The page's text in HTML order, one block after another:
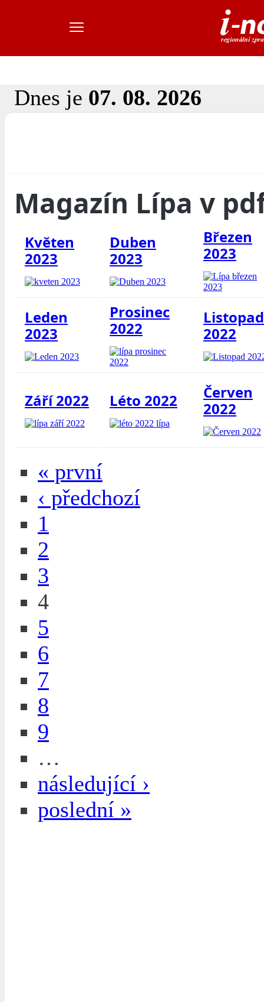
Dnes je 07. 08. 2026
Magazín Lípa v
Květen
2023
Duben
2023
Březen
2023
Leden
2023
Prosinec
2022
Listopad
2022
Září 2022 Léto 2022
Červen
2022
« první
‹ předchozí
1
2
3
4
5
6
7
8
9
…
následující ›
poslední »